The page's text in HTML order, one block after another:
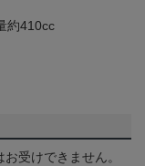
約410cc
受けできません。